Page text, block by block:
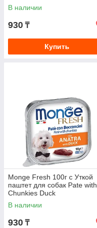
В наличии
930 ₸
Купить
Monge Fresh 100г с Уткой
паштет для собак Pate with
Chunkies Duck
В наличии
930 ₸